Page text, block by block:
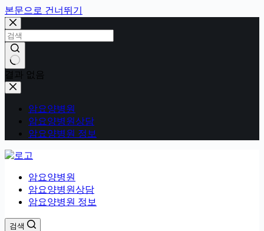
본문으로 건너뛰기
결과 없음
암요양병원
암요양병원상담
암요양병원 정보
암요양병원
암요양병원상담
암요양병원 정보
검색